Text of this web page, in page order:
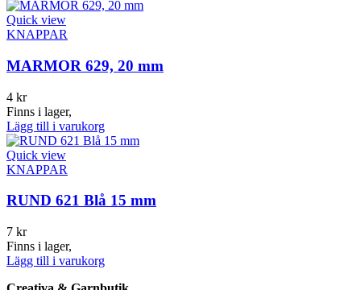
Quick view
KNAPPAR
MARMOR 629, 20 mm
4 kr
Finns i lager,
Lägg till i varukorg
Quick view
KNAPPAR
RUND 621 Blå 15 mm
7 kr
Finns i lager,
Lägg till i varukorg